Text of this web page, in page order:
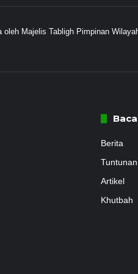
oleh Majelis Tabligh Pimpinan
Berita
Tuntunan
Artikel
Khutbah